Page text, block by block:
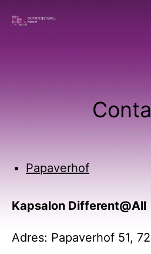
naar
Papaverhof
Kapsalon Different@All
Adres: Papaverhof 51,